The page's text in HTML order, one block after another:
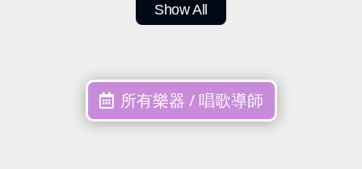
Show All
所有樂器 / 唱歌導師